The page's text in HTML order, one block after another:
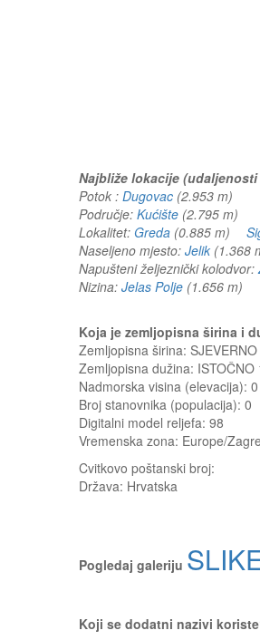
Najbliže lokacije
Potok : Dugovac (2.953 m)
Područje: Kućište (2.795 m)
Lokalitet: Greda (0.885 m)
Naseljeno mjesto: Jelik (1.368
Napušteni željeznički kolodvor:
Nizina: Jelas Polje (1.656 m)
Koja je zemljopisna širina i
Zemljopisna širina:
Zemljopisna dužina:
Nadmorska visina (elevacija):
Broj stanovnika (populacija): 0
Digitalni model reljefa: 98
Vremenska zona: Europe/
Cvitkovo poštanski broj:
Država: Hrvatska
Pogledaj galeriju
Koji se dodatni nazivi